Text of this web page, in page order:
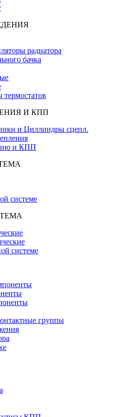
радиатора
бачка
термостатов
И КПП
и Циллиндры сцепл.
и КПП
системе
системе
группы